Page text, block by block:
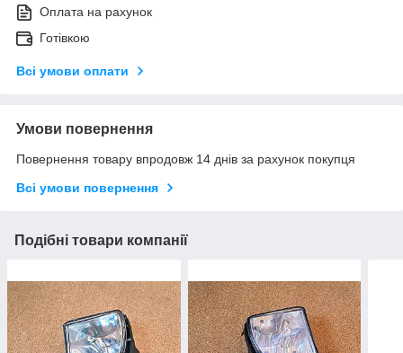
Оплата на рахунок
Готівкою
Всі умови оплати
Умови повернення
Повернення товару впродовж 14 днів за рахунок покупця
Всі умови повернення
Подібні товари компанії